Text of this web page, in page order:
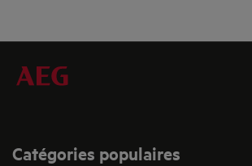
Catégories populaires